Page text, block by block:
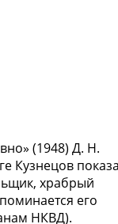
(1948) Д. Н.
Кузнецов
храбрый
его
НКВД).